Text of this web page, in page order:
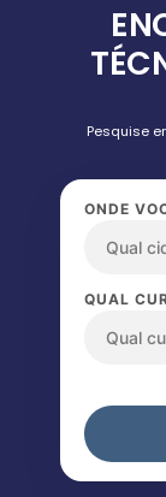
Pesquise
ONDE
QUAL